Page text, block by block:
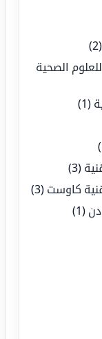
(2)
الصحية
(1)
(3)
كاوست (3)
(1)